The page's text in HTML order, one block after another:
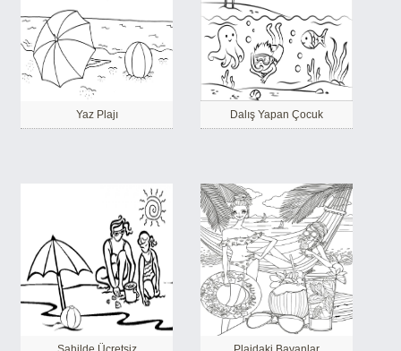
Yaz Plajı Dalış Yapan Çocuk